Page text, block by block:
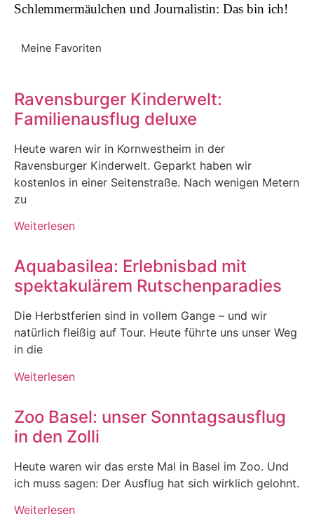
Schlemmermäulchen und Journalistin: Das bin ich!
Meine Favoriten
Ravensburger Kinderwelt:
Familienausflug deluxe
Heute waren wir in Kornwestheim in der
Ravensburger Kinderwelt. Geparkt haben wir
kostenlos in einer Seitenstraße. Nach wenigen Metern
zu
Weiterlesen
Aquabasilea: Erlebnisbad mit
spektakulärem Rutschenparadies
Die Herbstferien sind in vollem Gange – und wir
natürlich fleißig auf Tour. Heute führte uns unser Weg
in die
Weiterlesen
Zoo Basel: unser Sonntagsausflug
in den Zolli
Heute waren wir das erste Mal in Basel im Zoo. Und
ich muss sagen: Der Ausflug hat sich wirklich gelohnt.
Weiterlesen